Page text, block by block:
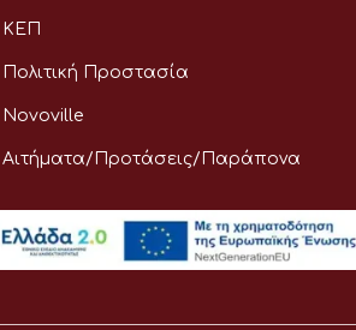
ΚΕΠ
Πολιτική Προστασία
Novoville
Αιτήματα/Προτάσεις/Παράπονα